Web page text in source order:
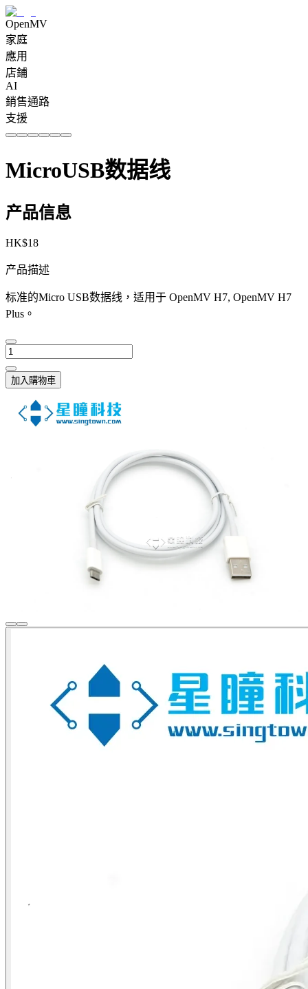
OpenMV
家庭
應用
店鋪
AI
銷售通路
支援
MicroUSB数据线
产品信息
HK$18
产品描述
标准的Micro USB数据线，适用于 OpenMV H7, OpenMV H7
Plus。
加入購物車